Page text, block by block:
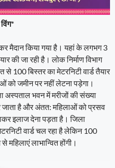
मैदान किया गया है। यहां के लगभग 3
की जा रही है। लोक निर्माण विभाग
से 100 बिस्तर का मेटरनिटी वार्ड तैयार
को जमीन पर नहीं लेटना पड़ेगा।
अस्पताल भवन में मरीजों की संख्या
जाता है और अंतत: महिलाओं को प्रसव
इलाज देना पड़ता है। जिला
वार्ड चल रहा है लेकिन 100
लाभान्वित होंगी।